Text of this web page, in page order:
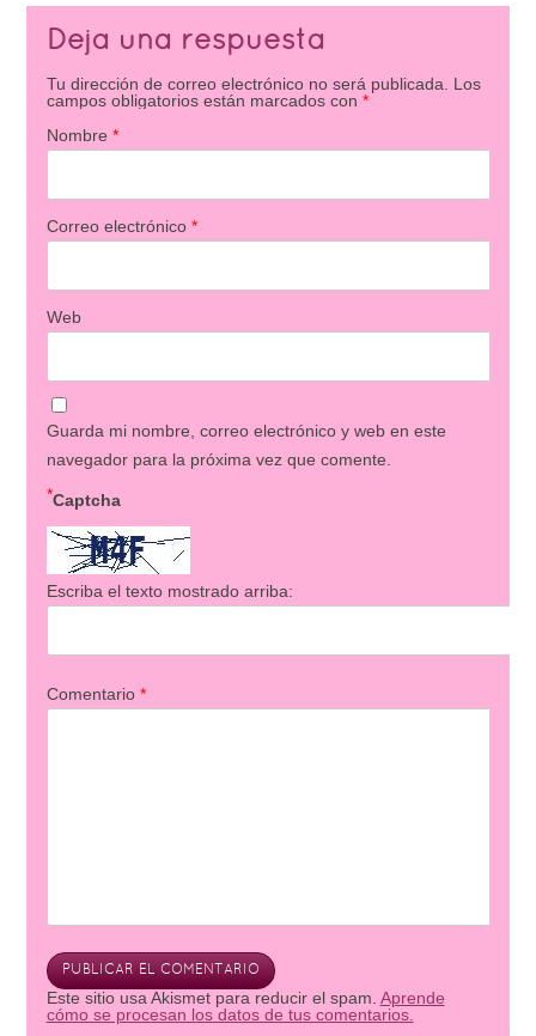
Deja una respuesta
Tu dirección de correo electrónico no será publicada. Los
campos obligatorios están marcados con *
Nombre *
Correo electrónico *
Web
Guarda mi nombre, correo electrónico y web en este
navegador para la próxima vez que comente.
Captcha
*
Escriba el texto mostrado arriba:
Comentario *
Este sitio usa Akismet para reducir el spam. Aprende
cómo se procesan los datos de tus comentarios.